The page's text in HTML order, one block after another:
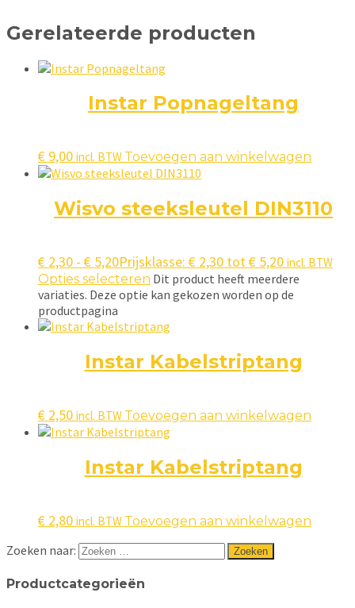
Gerelateerde producten
Instar Popnageltang
€ 9,00 incl. BTW Toevoegen aan winkelwagen
Wisvo steeksleutel DIN3110
€ 2,30 - € 5,20Prijsklasse: € 2,30 tot € 5,20 incl. BTW
Opties selecteren Dit product heeft meerdere
variaties. Deze optie kan gekozen worden op de
productpagina
Instar Kabelstriptang
€ 2,50 incl. BTW Toevoegen aan winkelwagen
Instar Kabelstriptang
€ 2,80 incl. BTW Toevoegen aan winkelwagen
Zoeken naar:
Productcategorieën